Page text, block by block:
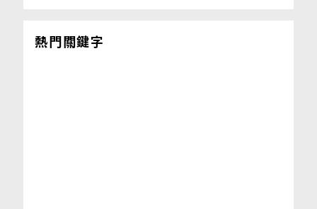
熱門關鍵字